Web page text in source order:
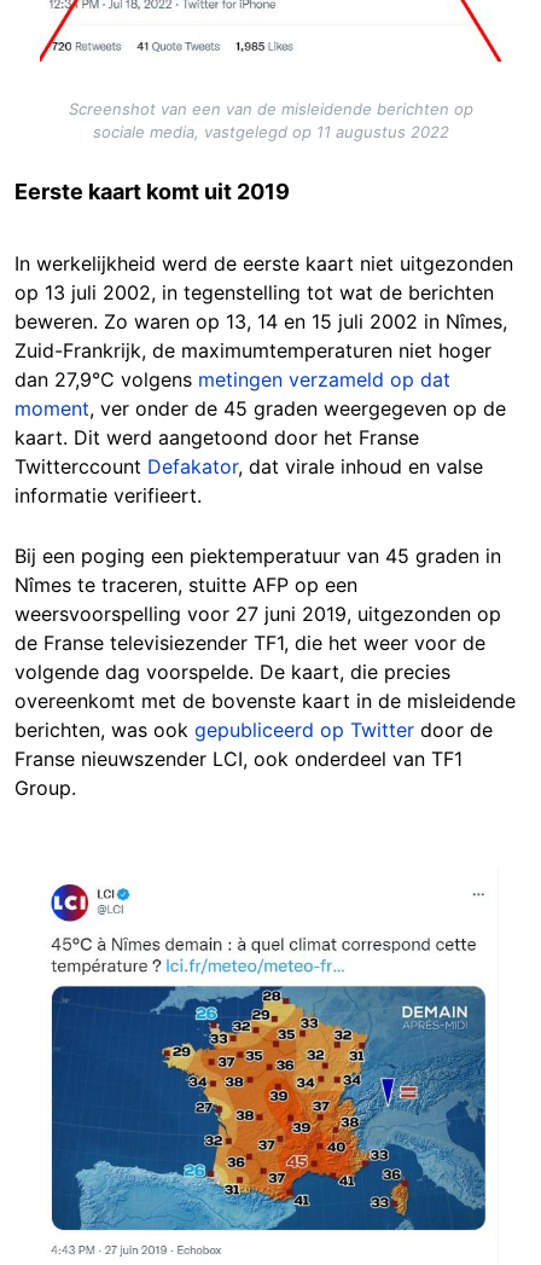
Screenshot van een van de misleidende berichten op
sociale media, vastgelegd op 11 augustus 2022
Eerste kaart komt uit 2019
In werkelijkheid werd de eerste kaart niet uitgezonden
op 13 juli 2002, in tegenstelling tot wat de berichten
beweren. Zo waren op 13, 14 en 15 juli 2002 in Nîmes,
Zuid-Frankrijk, de maximumtemperaturen niet hoger
dan 27,9°C volgens metingen verzameld op dat
moment, ver onder de 45 graden weergegeven op de
kaart. Dit werd aangetoond door het Franse
Twitterccount Defakator, dat virale inhoud en valse
informatie verifieert.
Bij een poging een piektemperatuur van 45 graden in
Nîmes te traceren, stuitte AFP op een
weersvoorspelling voor 27 juni 2019, uitgezonden op
de Franse televisiezender TF1, die het weer voor de
volgende dag voorspelde. De kaart, die precies
overeenkomt met de bovenste kaart in de misleidende
berichten, was ook gepubliceerd op Twitter door de
Franse nieuwszender LCI, ook onderdeel van TF1
Group.
Image